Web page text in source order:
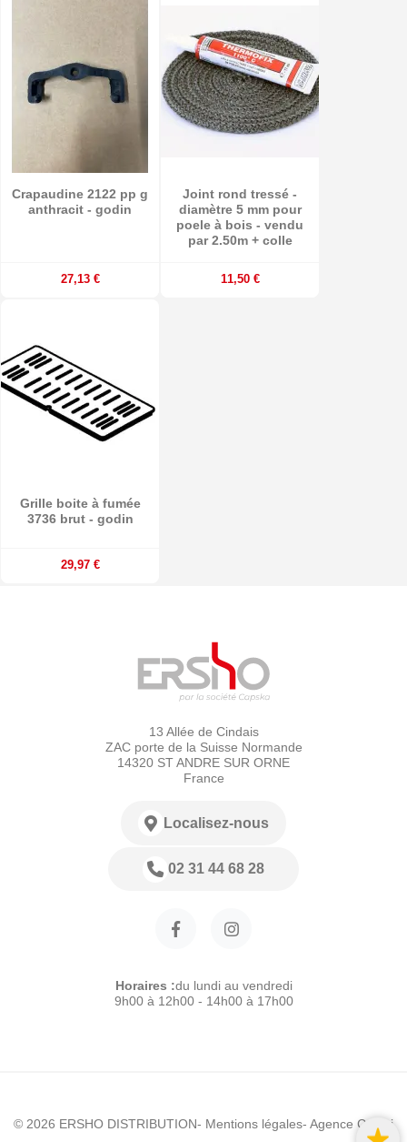
Crapaudine 2122 pp g
anthracit - godin
27,13 €
Joint rond tressé -
diamètre 5 mm pour
poele à bois - vendu
par 2.50m + colle
11,50 €
Grille boite à fumée
3736 brut - godin
29,97 €
13 Allée de Cindais
ZAC porte de la Suisse Normande
14320 ST ANDRE SUR ORNE
France
Localisez-nous
02 31 44 68 28
Horaires :du lundi au vendredi
9h00 à 12h00 - 14h00 à 17h00
© 2026 ERSHO DISTRIBUTION- Mentions légales- Agence Colibri